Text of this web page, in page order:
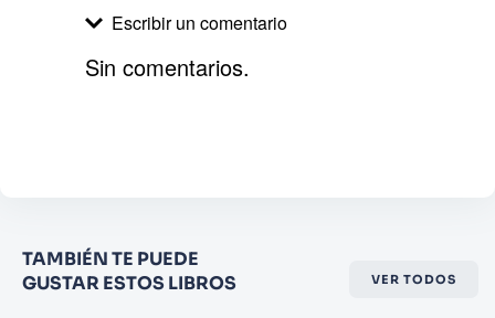
Escribir un comentario
Califique el producto de 1 a 5
estrellas
Sin comentarios.
TAMBIÉN TE PUEDE
GUSTAR ESTOS LIBROS
VER TODOS